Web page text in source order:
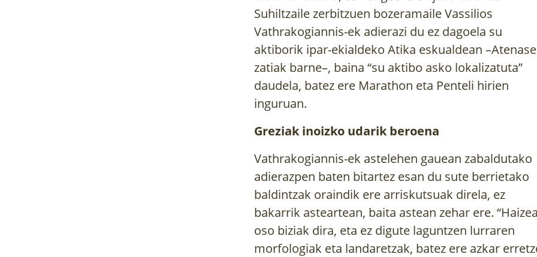
Suhiltzaile zerbitzuen bozeramaile Vassilios
Vathrakogiannis-ek adierazi du ez dagoela su
aktiborik ipar-ekialdeko Atika eskualdean
zatiak barne–, baina “su aktibo asko lokalizatuta”
daudela, batez ere Marathon eta Penteli hirien
inguruan.
Greziak inoizko udarik beroena
Vathrakogiannis-ek astelehen gauean zabaldutako
adierazpen baten bitartez esan du sute berrietako
baldintzak oraindik ere arriskutsuak direla, ez
bakarrik asteartean, baita astean zehar ere.
oso biziak dira, eta ez digute laguntzen lurraren
morfologiak eta landaretzak, batez ere azkar